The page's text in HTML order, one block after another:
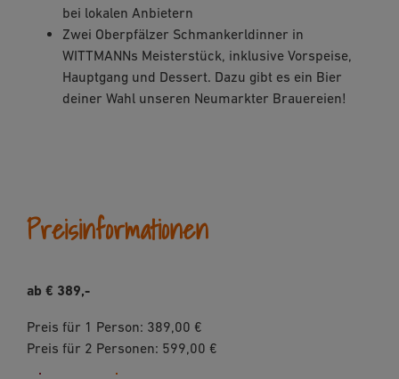
bei lokalen Anbietern
Zwei Oberpfälzer Schmankerldinner in
WITTMANNs Meisterstück, inklusive Vorspeise,
Hauptgang und Dessert. Dazu gibt es ein Bier
deiner Wahl unseren Neumarkter Brauereien!
Preisinformationen
ab € 389,-
Preis für 1 Person: 389,00 €
Preis für 2 Personen: 599,00 €